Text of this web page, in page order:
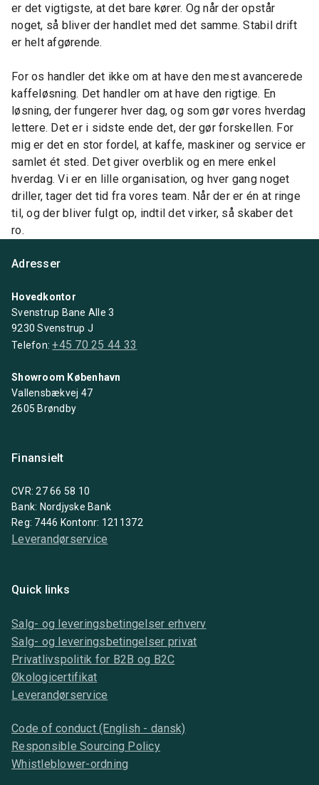
er det vigtigste, at det bare kører. Og når der opstår
noget, så bliver der handlet med det samme. Stabil drift
er helt afgørende.
For os handler det ikke om at have den mest avancerede
kaffeløsning. Det handler om at have den rigtige. En
løsning, der fungerer hver dag, og som gør vores hverdag
lettere. Det er i sidste ende det, der gør forskellen. For
mig er det en stor fordel, at kaffe, maskiner og service er
samlet ét sted. Det giver overblik og en mere enkel
hverdag. Vi er en lille organisation, og hver gang noget
driller, tager det tid fra vores team. Når der er én at ringe
til, og der bliver fulgt op, indtil det virker, så skaber det
ro.
Adresser
Hovedkontor
Svenstrup Bane Alle 3
9230 Svenstrup J
Telefon:+45 70 25 44 33
Showroom København
Vallensbækvej 47
2605 Brøndby
Finansielt
CVR: 27 66 58 10
Bank: Nordjyske Bank
Reg: 7446 Kontonr: 1211372
Leverandørservice
Quick links
Salg- og leveringsbetingelser erhverv
Salg- og leveringsbetingelser privat
Privatlivspolitik for B2B og B2C
Økologicertifikat
Leverandørservice
Code of conduct (English - dansk)
Responsible Sourcing Policy
Whistleblower-ordning